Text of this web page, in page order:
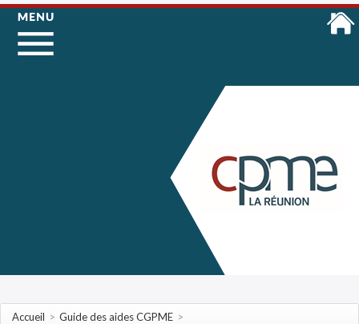
Accueil > Guide des aides CGPME >